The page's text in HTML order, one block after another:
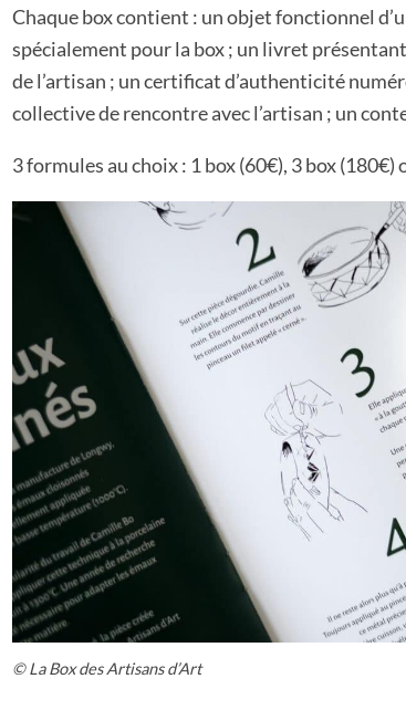
Chaque box contient : un objet fonctionnel
spécialement pour la box ; un livret
de l’artisan ; un certificat d’authenticité
collective de rencontre avec l’artisan ; un
3 formules au choix : 1 box (60€), 3 box (180€)
© La Box des Artisans d’Art